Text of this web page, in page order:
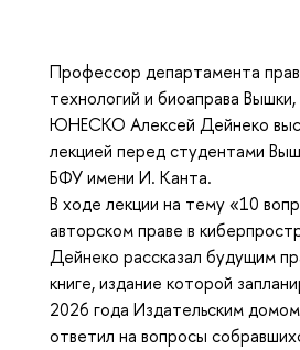
Профессор департамента
технологий и биоаправа
ЮНЕСКО Алексей Дейнеко
лекцией перед студентами
БФУ имени И. Канта.
В ходе лекции на тему «10
авторском праве в
Дейнеко рассказал будущим
книге, издание которой
2026 года Издательским
ответил на вопросы